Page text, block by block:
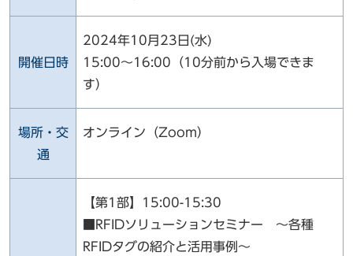
開催日時
2024年10月23日(水)
15:00～16:00（10分前から入場できま
す）
場所・交
通
オンライン（Zoom）
【第1部】15:00-15:30
■RFIDソリューションセミナー ～各種
RFIDタグの紹介と活用事例～